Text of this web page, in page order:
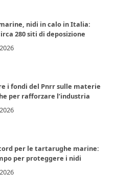
nidi in calo in Italia:
280 siti di deposizione
i fondi del Pnrr sulle materie
per rafforzare l’industria
per le tartarughe marine:
per proteggere i nidi